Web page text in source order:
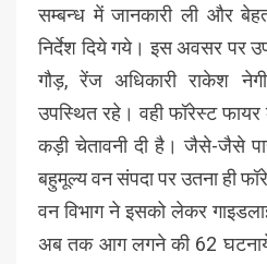
सम्बन्ध में जानकारी ली और
निर्देश दिये गये। इस अवसर पर
गौड़, रेंज अधिकारी राकेश
उपस्थित रहे। वही फॉरेस्ट फायर
कड़ी चेतावनी दी है। जैसे-जैसे
बहुमूल्य वन संपदा पर उतना ही
वन विभाग ने इसको लेकर
अब तक आग लगने की 62